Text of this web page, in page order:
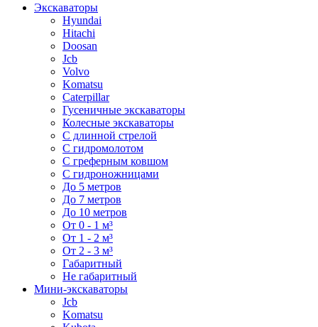
Экскаваторы
Hyundai
Hitachi
Doosan
Jcb
Volvo
Komatsu
Caterpillar
Гусеничные экскаваторы
Колесные экскаваторы
С длинной стрелой
С гидромолотом
С греферным ковшом
С гидроножницами
До 5 метров
До 7 метров
До 10 метров
От 0 - 1 м³
От 1 - 2 м³
От 2 - 3 м³
Габаритный
Не габаритный
Мини-экскаваторы
Jcb
Komatsu